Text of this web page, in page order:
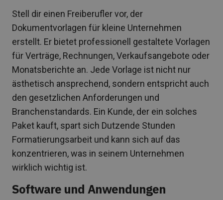
Stell dir einen Freiberufler vor, der
Dokumentvorlagen für kleine Unternehmen
erstellt. Er bietet professionell gestaltete Vorlagen
für Verträge, Rechnungen, Verkaufsangebote oder
Monatsberichte an. Jede Vorlage ist nicht nur
ästhetisch ansprechend, sondern entspricht auch
den gesetzlichen Anforderungen und
Branchenstandards. Ein Kunde, der ein solches
Paket kauft, spart sich Dutzende Stunden
Formatierungsarbeit und kann sich auf das
konzentrieren, was in seinem Unternehmen
wirklich wichtig ist.
Software und Anwendungen